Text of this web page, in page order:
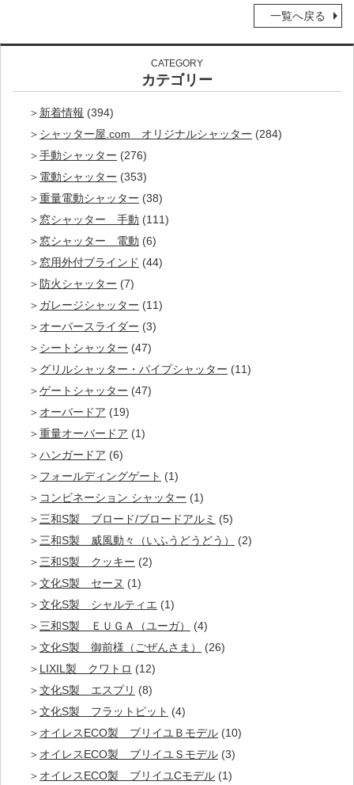
一覧へ戻る
CATEGORY
カテゴリー
新着情報 (394)
シャッター屋.com オリジナルシャッター (284)
手動シャッター (276)
電動シャッター (353)
重量電動シャッター (38)
窓シャッター 手動 (111)
窓シャッター 電動 (6)
窓用外付ブラインド (44)
防火シャッター (7)
ガレージシャッター (11)
オーバースライダー (3)
シートシャッター (47)
グリルシャッター・パイプシャッター (11)
ゲートシャッター (47)
オーバードア (19)
重量オーバードア (1)
ハンガードア (6)
フォールディングゲート (1)
コンビネーション シャッター (1)
三和S製 ブロード/ブロードアルミ (5)
三和S製 威風動々（いふうどうどう）
(2)
三和S製 クッキー (2)
文化S製 セーヌ (1)
文化S製 シャルティエ (1)
三和S製 ＥＵＧＡ（ユーガ）
(4)
文化S製 御前様（ごぜんさま）
(26)
LIXIL製 クワトロ (12)
文化S製 エスプリ (8)
文化S製 フラットピット (4)
オイレスECO製 ブリイユＢモデル (10)
オイレスECO製 ブリイユＳモデル (3)
オイレスECO製 ブリイユCモデル (1)